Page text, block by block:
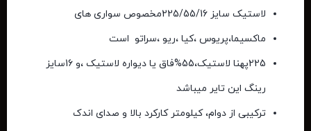
لاستیک سایز 225/55/16مخصوص سواری های
ماکسیما،پریوس ،کیا ،ریو ،سراتو است
225پهنا لاستیک،55% فاق یا دیواره لاستیک ،و 16
سایز
رینگ این تایر میباشد
ترکیبی از دوام، کیلومتر کارکرد بالا و صدای اندک